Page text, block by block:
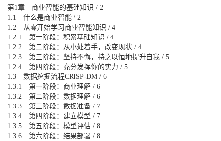
第1章 商业智能的基础知识 / 2
1.1 什么是商业智能 / 2
1.2 从零开始学习商业智能知识 / 4
1.2.1 第一阶段：积累基础知识 / 4
1.2.2 第二阶段：从小处着手，改变现状 / 4
1.2.3 第三阶段：坚持不懈，持之以恒地提升自我 / 5
1.2.4 第四阶段：充分发挥你的实力 / 5
1.3 数据挖掘流程CRISP-DM / 6
1.3.1 第一阶段：商业理解 / 6
1.3.2 第二阶段：数据理解 / 6
1.3.3 第三阶段：数据准备 / 7
1.3.4 第四阶段：建立模型 / 7
1.3.5 第五阶段：模型评估 / 8
1.3.6 第六阶段：结果部署 / 8